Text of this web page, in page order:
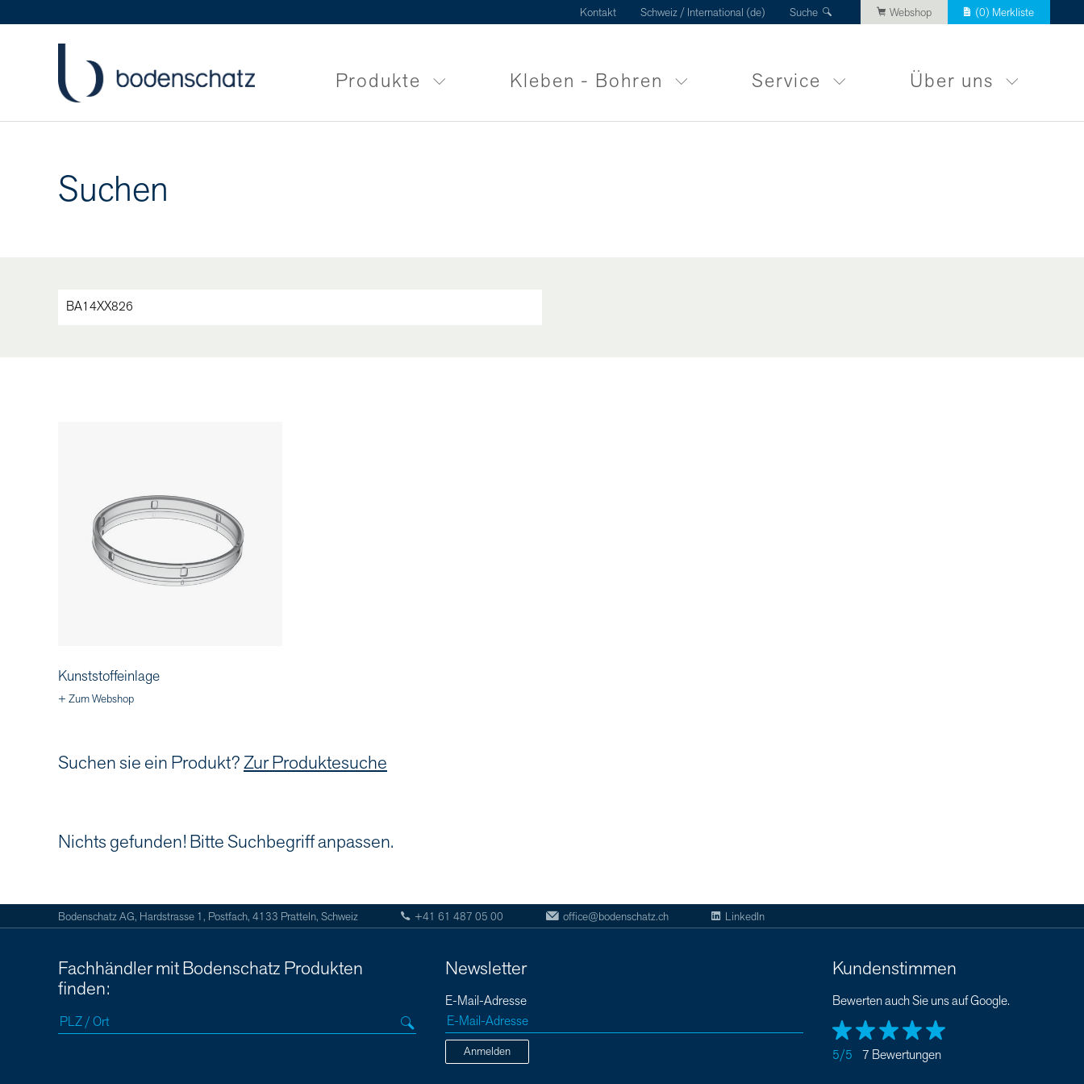
Kontakt Schweiz / International (de) Suche Webshop (0) Merkliste
Produkte Kleben - Bohren Service Über uns
Suchen
Kunststoffeinlage
+ Zum Webshop
Suchen sie ein Produkt?Zur Produktesuche
Nichts gefunden! Bitte Suchbegriff anpassen.
Bodenschatz AG, Hardstrasse 1, Postfach, 4133 Pratteln, Schweiz +41 61 487 05 00 office@bodenschatz.ch LinkedIn
Fachhändler mit Bodenschatz Produkten
finden:
Newsletter
E-Mail-Adresse
Anmelden
Kundenstimmen
Bewerten auch Sie uns auf Google.
5/5 7 Bewertungen